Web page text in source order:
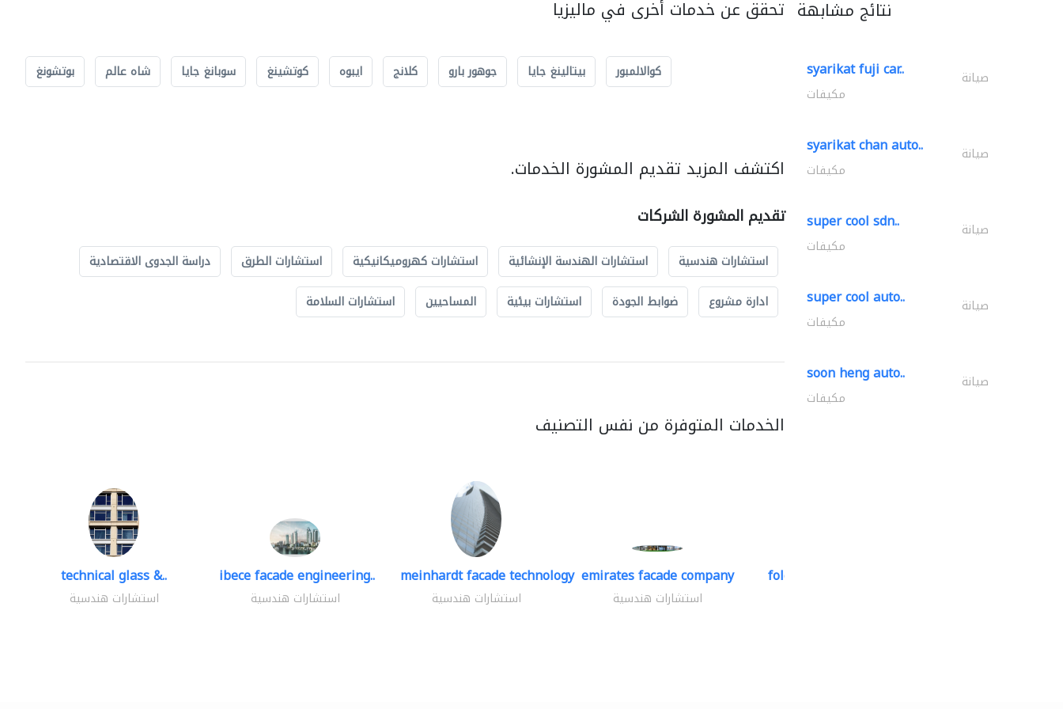
تحقق عن خدمات أخرى في ماليزيا
كوالالمبور بيتالينغ جايا جوهور بارو كلانج ايبوه كوتشينغ سوبانغ جايا شاه عالم بوتشونغ
اكتشف المزيد تقديم المشورة الخدمات.
تقديم المشورة الشركات
استشارات هندسية استشارات الهندسة الإنشائية استشارات كهروميكانيكية استشارات الطرق
دراسة الجدوى الاقتصادية
ادارة مشروع
ضوابط الجودة استشارات بيئية المساحيين استشارات السلامة
الخدمات المتوفرة من نفس التصنيف
technical glass &..
استشارات هندسية
ibece facade engineering..
استشارات هندسية
meinhardt facade technology
استشارات هندسية
emirates facade company
استشارات هندسية
folcra beach industrial..
نتائج مشابهة
syarikat fuji car.. صيانة
مكيفات
syarikat chan auto.. صيانة
مكيفات
super cool sdn.. صيانة
مكيفات
super cool auto.. صيانة
مكيفات
soon heng auto.. صيانة
مكيفات